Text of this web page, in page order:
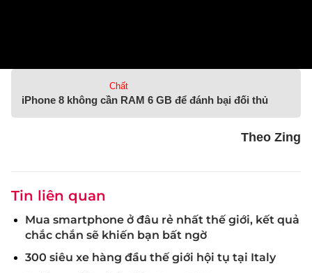
Chất
iPhone 8 không cần RAM 6 GB để đánh bại đối thủ
Theo Zing
Tin liên quan
Mua smartphone ở đâu rẻ nhất thế giới, kết quả
chắc chắn sẽ khiến bạn bất ngờ
300 siêu xe hàng đầu thế giới hội tụ tại Italy